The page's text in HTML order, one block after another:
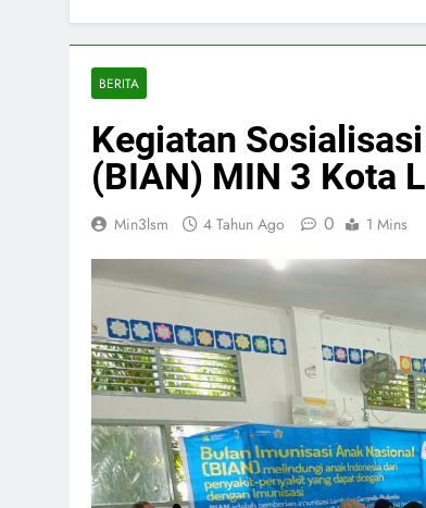
BERITA
Kegiatan
(BIAN) MIN 3 Kota
Min3lsm 4 Tahun Ago 0 1 Mins